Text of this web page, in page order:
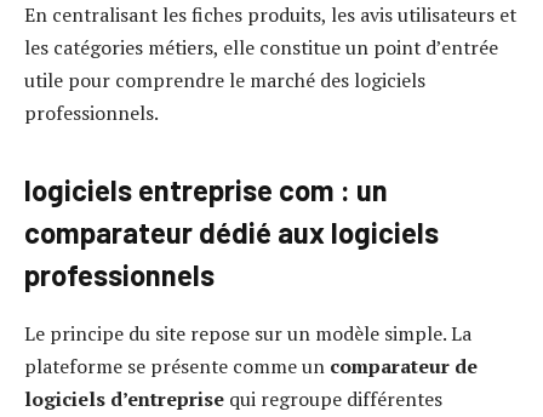
En centralisant les fiches produits, les avis utilisateurs et
les catégories métiers, elle constitue un point d’entrée
utile pour comprendre le marché des logiciels
professionnels.
logiciels entreprise com : un
comparateur dédié aux logiciels
professionnels
Le principe du site repose sur un modèle simple. La
plateforme se présente comme un comparateur de
logiciels d’entreprise qui regroupe différentes